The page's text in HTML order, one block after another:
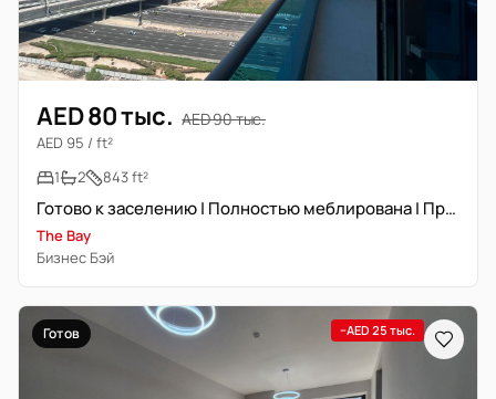
AED 80 тыс. AED 90 тыс.
AED 95 / ft²
1
2 843 ft²
Готово к заселению | Полностью меблирована | Прайм локация
The Bay
Бизнес Бэй
Готов −AED 25 тыс.